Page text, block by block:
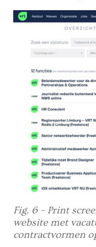
Fig. 6 – Print
website met
contractvormen